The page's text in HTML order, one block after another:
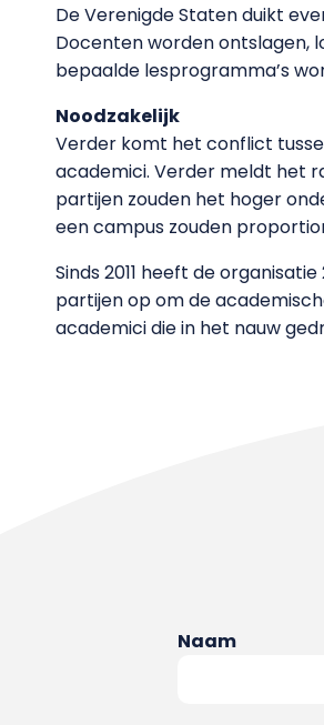
De Verenigde Staten duikt
Docenten worden ontslagen,
bepaalde lesprogramma’s
Noodzakelijk
Verder komt het conflict
academici. Verder meldt het
partijen zouden het hoger
een campus zouden
Sinds 2011 heeft de
partijen op om de
academici die in het nauw
Naam